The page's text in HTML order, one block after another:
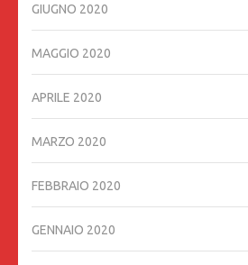
GIUGNO 2020
MAGGIO 2020
APRILE 2020
MARZO 2020
FEBBRAIO 2020
GENNAIO 2020